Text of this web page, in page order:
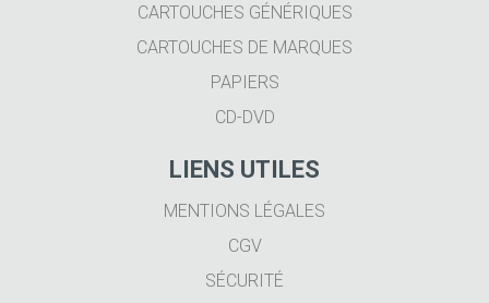
CARTOUCHES GÉNÉRIQUES
CARTOUCHES DE MARQUES
PAPIERS
CD-DVD
LIENS UTILES
MENTIONS LÉGALES
CGV
SÉCURITÉ